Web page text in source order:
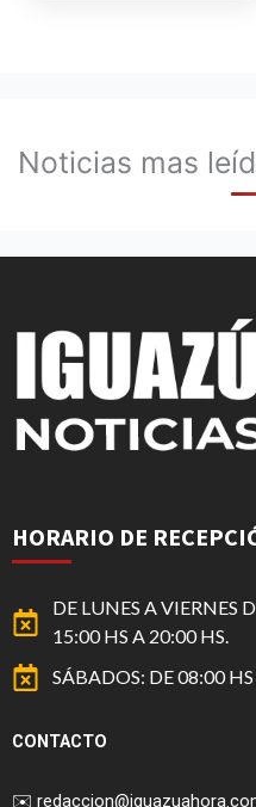
Noticias mas
HORARIO DE
DE LUNES A VIERNES
15:00 HS A 20:00 HS.
SÁBADOS: DE 08:00
CONTACTO
✉️